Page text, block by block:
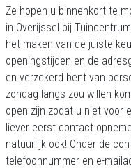
Ze hopen u binnenkort te
in Overijssel bij
het maken van de juiste
openingstijden en de
en verzekerd bent van
zondag langs zou willen
open zijn zodat u niet voor
liever eerst contact
natuurlijk ook! Onder de
telefoonnummer en e-